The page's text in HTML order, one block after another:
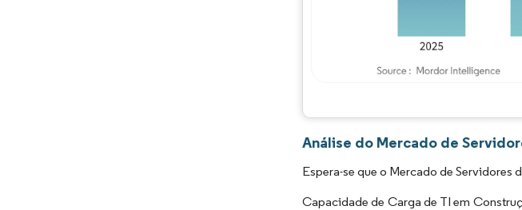
Análise do Mercado de
Espera-se que o Mercado de Servidores
Capacidade de Carga de TI em